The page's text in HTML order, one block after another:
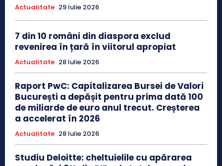
Actualitate 29 Iulie 2026
7 din 10 români din diaspora exclud
revenirea în țară în viitorul apropiat
Actualitate 28 Iulie 2026
Raport PwC: Capitalizarea Bursei de Valori
București a depășit pentru prima dată 100
de miliarde de euro anul trecut. Creșterea
a accelerat în 2026
Actualitate 28 Iulie 2026
Studiu Deloitte: cheltuielile cu apărarea